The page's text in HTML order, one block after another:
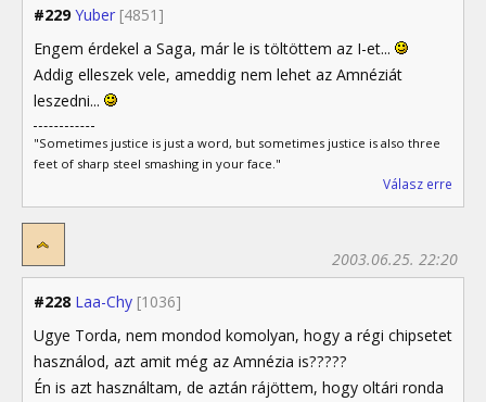
#229 Yuber [4851]
Engem érdekel a Saga, már le is töltöttem az I-et...
Addig elleszek vele, ameddig nem lehet az Amnéziát
leszedni...
"Sometimes justice is just a word, but sometimes justice is also three
feet of sharp steel smashing in your face."
Válasz erre
#228 Laa-Chy [1036]
2003.06.25. 22:20
Ugye Torda, nem mondod komolyan, hogy a régi chipsetet
használod, azt amit még az Amnézia is?????
Én is azt használtam, de aztán rájöttem, hogy oltári ronda